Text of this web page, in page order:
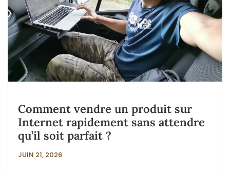
Comment vendre un produit sur
Internet rapidement sans attendre
qu’il soit parfait ?
JUIN 21, 2026